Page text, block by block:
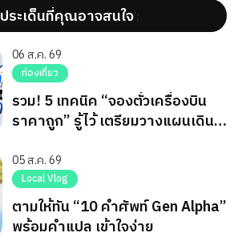
ประเด็นที่คุณอาจสนใจ';
06 ส.ค. 69
ท่องเที่ยว
รวม! 5 เทคนิค “จองตั๋วเครื่องบิน
ราคาถูก” รู้ไว้ เตรียมวางแผนเดิน
05 ส.ค. 69
Local Vlog
ตามให้ทัน “10 คำศัพท์ Gen Alpha”
พร้อมคำแปล เข้าใจง่าย